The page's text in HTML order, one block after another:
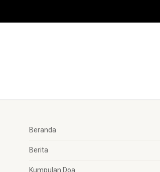
Beranda
Berita
Kumpulan Doa